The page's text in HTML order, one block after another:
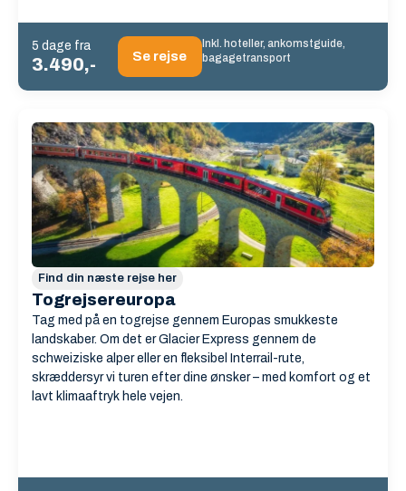
5 dage fra
3.490,- Se rejse
Inkl. hoteller, ankomstguide,
bagagetransport
Find din næste rejse her
Togrejsereuropa
Tag med på en togrejse gennem Europas smukkeste
landskaber. Om det er Glacier Express gennem de
schweiziske alper eller en fleksibel Interrail-rute,
skræddersyr vi turen efter dine ønsker – med komfort og et
lavt klimaaftryk hele vejen.